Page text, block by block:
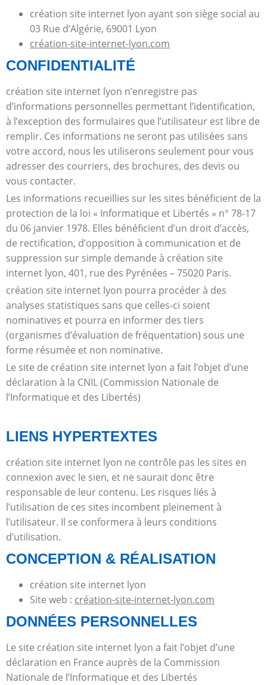
création site internet lyon ayant son siège social au
03 Rue d’Algérie, 69001 Lyon
création-site-internet-lyon.com
CONFIDENTIALITÉ
création site internet lyon n’enregistre pas
d’informations personnelles permettant l’identification,
à l’exception des formulaires que l’utilisateur est libre de
remplir. Ces informations ne seront pas utilisées sans
votre accord, nous les utiliserons seulement pour vous
adresser des courriers, des brochures, des devis ou
vous contacter.
Les informations recueillies sur les sites bénéficient de la
protection de la loi « Informatique et Libertés » n° 78-17
du 06 janvier 1978. Elles bénéficient d’un droit d’accès,
de rectification, d’opposition à communication et de
suppression sur simple demande à création site
internet lyon, 401, rue des Pyrénées – 75020 Paris.
création site internet lyon pourra procéder à des
analyses statistiques sans que celles-ci soient
nominatives et pourra en informer des tiers
(organismes d’évaluation de fréquentation) sous une
forme résumée et non nominative.
Le site de création site internet lyon a fait l’objet d’une
déclaration à la CNIL (Commission Nationale de
l’Informatique et des Libertés)
LIENS HYPERTEXTES
création site internet lyon ne contrôle pas les sites en
connexion avec le sien, et ne saurait donc être
responsable de leur contenu. Les risques liés à
l’utilisation de ces sites incombent pleinement à
l’utilisateur. Il se conformera à leurs conditions
d’utilisation.
CONCEPTION & RÉALISATION
création site internet lyon
Site web : création-site-internet-lyon.com
DONNÉES PERSONNELLES
Le site création site internet lyon a fait l’objet d’une
déclaration en France auprès de la Commission
Nationale de l’Informatique et des Libertés